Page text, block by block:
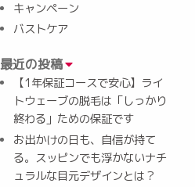
キャンペーン
バストケア
最近の投稿
【1年保証コースで安心】ライ
トウェーブの脱毛は「しっかり
終わる」ための保証です
お出かけの日も、自信が持て
る。スッピンでも浮かないナチ
ュラルな目元デザインとは？